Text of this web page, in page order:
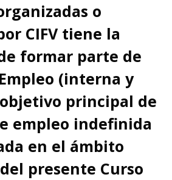
o
CIFV tiene la
formar parte de
(interna y
principal de
empleo indefinida
en el ámbito
presente Curso